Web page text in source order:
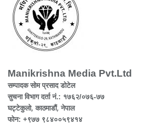
Manikrishna Media Pvt.Ltd
सम्पादक सोम प्रसाद डोटेल
सुचना विभाग दर्ता नं.: १७६२/०७६-७७
घट्टेकुलो, काठमाडौं, नेपाल
फोन: +९७७ ९८४००५९४१४